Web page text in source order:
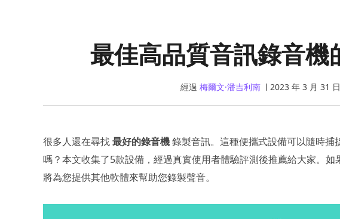
最佳高品質音訊錄音機
經過 梅爾文·潘吉利南 2023 年 3 月 31 日
很多人還在尋找最好的錄音機錄製音訊。這種便攜式設備可以隨時
嗎？本文收集了5款設備，經過真實使用者體驗評測後推薦給大家。
將為您提供其他軟體來幫助您錄製聲音。